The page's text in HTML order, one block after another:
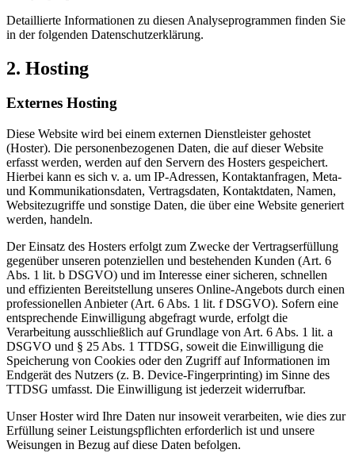
Detaillierte Informationen zu diesen Analyseprogrammen finden Sie
in der folgenden Datenschutzerklärung.
2. Hosting
Externes Hosting
Diese Website wird bei einem externen Dienstleister gehostet
(Hoster). Die personenbezogenen Daten, die auf dieser Website
erfasst werden, werden auf den Servern des Hosters gespeichert.
Hierbei kann es sich v. a. um IP-Adressen, Kontaktanfragen, Meta-
und Kommunikationsdaten, Vertragsdaten, Kontaktdaten, Namen,
Websitezugriffe und sonstige Daten, die über eine Website generiert
werden, handeln.
Der Einsatz des Hosters erfolgt zum Zwecke der Vertragserfüllung
gegenüber unseren potenziellen und bestehenden Kunden (Art. 6
Abs. 1 lit. b DSGVO) und im Interesse einer sicheren, schnellen
und effizienten Bereitstellung unseres Online-Angebots durch einen
professionellen Anbieter (Art. 6 Abs. 1 lit. f DSGVO). Sofern eine
entsprechende Einwilligung abgefragt wurde, erfolgt die
Verarbeitung ausschließlich auf Grundlage von Art. 6 Abs. 1 lit. a
DSGVO und § 25 Abs. 1 TTDSG, soweit die Einwilligung die
Speicherung von Cookies oder den Zugriff auf Informationen im
Endgerät des Nutzers (z. B. Device-Fingerprinting) im Sinne des
TTDSG umfasst. Die Einwilligung ist jederzeit widerrufbar.
Unser Hoster wird Ihre Daten nur insoweit verarbeiten, wie dies zur
Erfüllung seiner Leistungspflichten erforderlich ist und unsere
Weisungen in Bezug auf diese Daten befolgen.